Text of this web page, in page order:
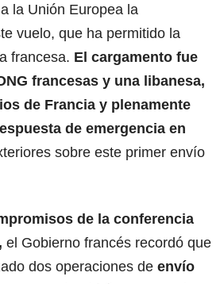
la Unión Europea la
vuelo, que ha permitido la
francesa. El cargamento fue
francesas y una libanesa,
de Francia y plenamente
de emergencia en
sobre este primer envío
de la conferencia
el Gobierno francés recordó que
dos operaciones de envío